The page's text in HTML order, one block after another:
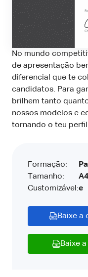
No mundo
de apresentação
diferencial que te
candidatos. Para
brilhem tanto
nossos modelos e
tornando o teu
Formação:
Tamanho:
Customizável:
A4
e
Baixe a
Baixe